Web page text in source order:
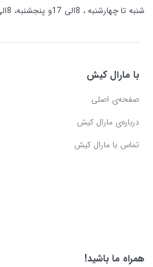
شنبه تا چهارشنبه ، 8الی 17و پنجشنبه، 8الی 14 میزبان صدای گرمتان هستیم
با مارال کیش
صفحه‌ی اصلی
درباره‌ی مارال کیش
تماس با مارال کیش
همراه ما باشید!